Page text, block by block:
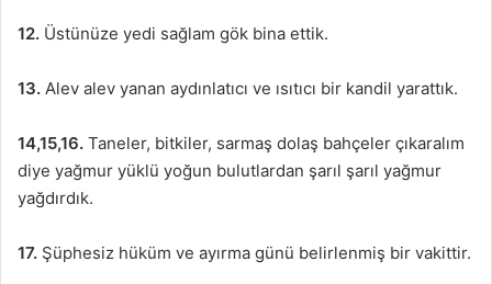
12. Üstünüze yedi sağlam gök bina ettik.
13. Alev alev yanan aydınlatıcı ve ısıtıcı bir kandil yarattık.
14,15,16. Taneler, bitkiler, sarmaş dolaş bahçeler çıkaralım
diye yağmur yüklü yoğun bulutlardan şarıl şarıl yağmur
yağdırdık.
17. Şüphesiz hüküm ve ayırma günü belirlenmiş bir vakittir.